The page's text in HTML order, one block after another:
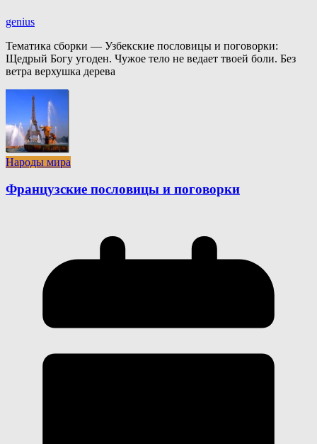
genius
Тематика сборки — Узбекские пословицы и поговорки:
Щедрый Богу угоден. Чужое тело не ведает твоей боли. Без
ветра верхушка дерева
Народы мира
Французские пословицы и поговорки